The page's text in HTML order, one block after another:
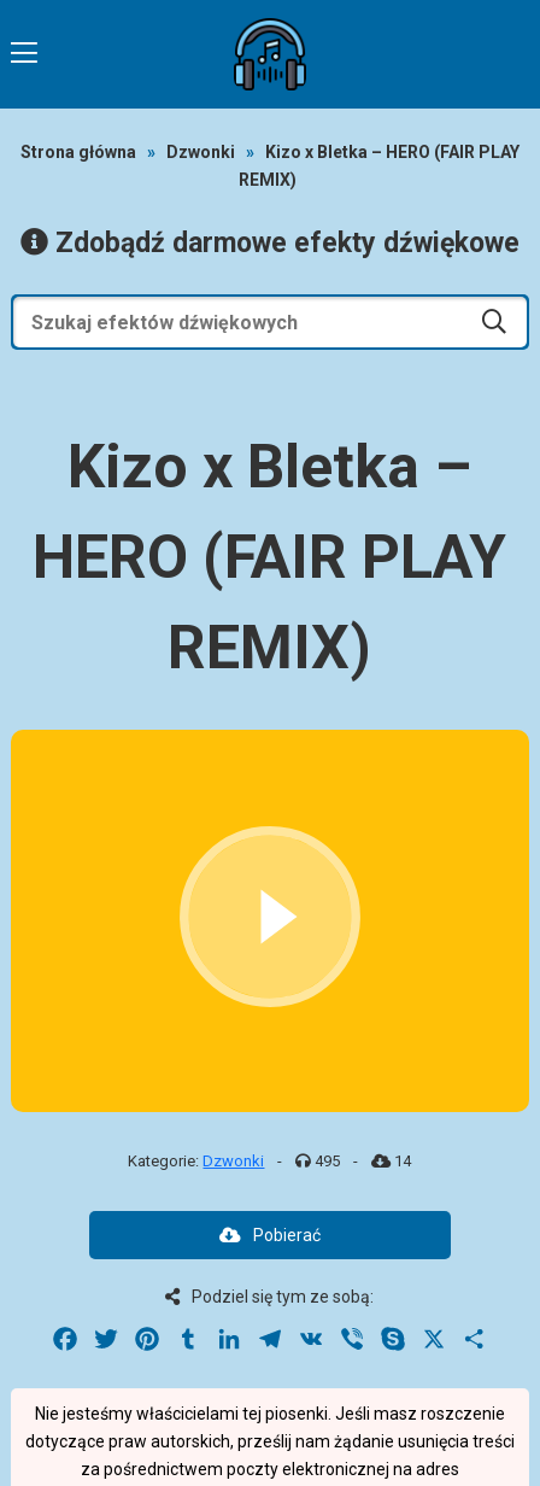
Strona główna » Dzwonki »
Kizo x Bletka – HERO (FAIR PLAY
REMIX)
Zdobądź darmowe efekty dźwiękowe
Kizo x Bletka –
HERO (FAIR PLAY
REMIX)
Kategorie:Dzwonki - 495 - 14
Pobierać
Podziel się tym ze sobą:
Facebook
Twitter PinterestTumblrLinkedInTelegram
VK Viber Skype
Nie jesteśmy właścicielami tej piosenki. Jeśli masz roszczenie
dotyczące praw autorskich, prześlij nam żądanie usunięcia treści
za pośrednictwem poczty elektronicznej na adres